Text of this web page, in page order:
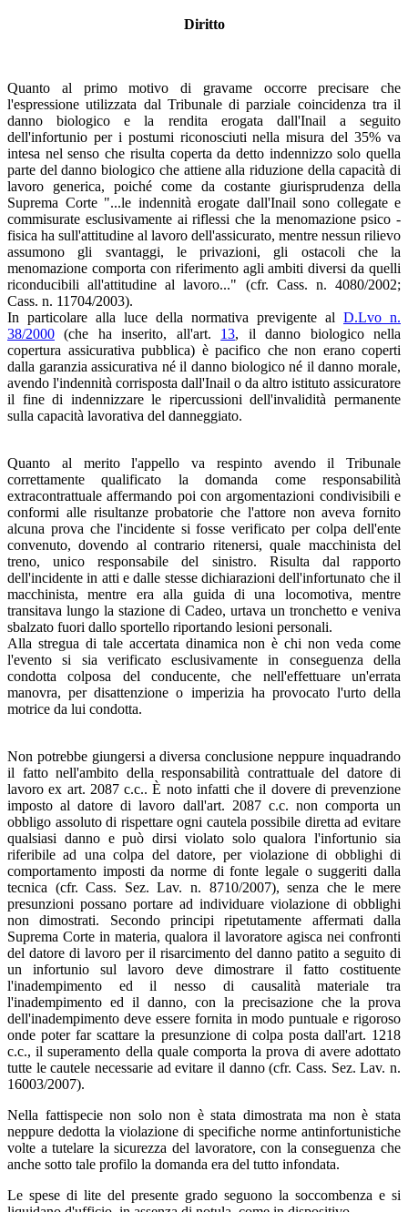
Diritto
Quanto al primo motivo di gravame occorre precisare che
l'espressione utilizzata dal Tribunale di parziale coincidenza tra il
danno biologico e la rendita erogata dall'Inail a seguito
dell'infortunio per i postumi riconosciuti nella misura del 35% va
intesa nel senso che risulta coperta da detto indennizzo solo quella
parte del danno biologico che attiene alla riduzione della capacità di
lavoro generica, poiché come da costante giurisprudenza della
Suprema Corte "...le indennità erogate dall'Inail sono collegate e
commisurate esclusivamente ai riflessi che la menomazione psico -
fisica ha sull'attitudine al lavoro dell'assicurato, mentre nessun rilievo
assumono gli svantaggi, le privazioni, gli ostacoli che la
menomazione comporta con riferimento agli ambiti diversi da quelli
riconducibili all'attitudine al lavoro..." (cfr. Cass. n. 4080/2002;
Cass. n. 11704/2003).
In particolare alla luce della normativa previgente al D.Lvo n.
38/2000 (che ha inserito, all'art. 13, il danno biologico nella
copertura assicurativa pubblica) è pacifico che non erano coperti
dalla garanzia assicurativa né il danno biologico né il danno morale,
avendo l'indennità corrisposta dall'Inail o da altro istituto assicuratore
il fine di indennizzare le ripercussioni dell'invalidità permanente
sulla capacità lavorativa del danneggiato.
Quanto al merito l'appello va respinto avendo il Tribunale
correttamente qualificato la domanda come responsabilità
extracontrattuale affermando poi con argomentazioni condivisibili e
conformi alle risultanze probatorie che l'attore non aveva fornito
alcuna prova che l'incidente si fosse verificato per colpa dell'ente
convenuto, dovendo al contrario ritenersi, quale macchinista del
treno, unico responsabile del sinistro. Risulta dal rapporto
dell'incidente in atti e dalle stesse dichiarazioni dell'infortunato che il
macchinista, mentre era alla guida di una locomotiva, mentre
transitava lungo la stazione di Cadeo, urtava un tronchetto e veniva
sbalzato fuori dallo sportello riportando lesioni personali.
Alla stregua di tale accertata dinamica non è chi non veda come
l'evento si sia verificato esclusivamente in conseguenza della
condotta colposa del conducente, che nell'effettuare un'errata
manovra, per disattenzione o imperizia ha provocato l'urto della
motrice da lui condotta.
Non potrebbe giungersi a diversa conclusione neppure inquadrando
il fatto nell'ambito della responsabilità contrattuale del datore di
lavoro ex art. 2087 c.c.. È noto infatti che il dovere di prevenzione
imposto al datore di lavoro dall'art. 2087 c.c. non comporta un
obbligo assoluto di rispettare ogni cautela possibile diretta ad evitare
qualsiasi danno e può dirsi violato solo qualora l'infortunio sia
riferibile ad una colpa del datore, per violazione di obblighi di
comportamento imposti da norme di fonte legale o suggeriti dalla
tecnica (cfr. Cass. Sez. Lav. n. 8710/2007), senza che le mere
presunzioni possano portare ad individuare violazione di obblighi
non dimostrati. Secondo principi ripetutamente affermati dalla
Suprema Corte in materia, qualora il lavoratore agisca nei confronti
del datore di lavoro per il risarcimento del danno patito a seguito di
un infortunio sul lavoro deve dimostrare il fatto costituente
l'inadempimento ed il nesso di causalità materiale tra
l'inadempimento ed il danno, con la precisazione che la prova
dell'inadempimento deve essere fornita in modo puntuale e rigoroso
onde poter far scattare la presunzione di colpa posta dall'art. 1218
c.c., il superamento della quale comporta la prova di avere adottato
tutte le cautele necessarie ad evitare il danno (cfr. Cass. Sez. Lav. n.
16003/2007).
Nella fattispecie non solo non è stata dimostrata ma non è stata
neppure dedotta la violazione di specifiche norme antinfortunistiche
volte a tutelare la sicurezza del lavoratore, con la conseguenza che
anche sotto tale profilo la domanda era del tutto infondata.
Le spese di lite del presente grado seguono la soccombenza e si